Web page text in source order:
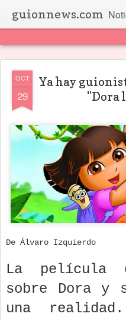
guionnews.com
OCT
29
Ya hay
"Dora
De Álvaro Izquierdo
La película
sobre Dora y
una